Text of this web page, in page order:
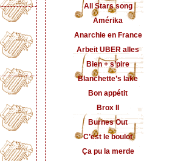
All Stars song
Amérika
Anarchie en France
Arbeit UBER alles
Bien + s’pire
Blanchette’s lake
Bon appétit
Brox II
Burnes Out
C’est le boulot
Ça pu la merde